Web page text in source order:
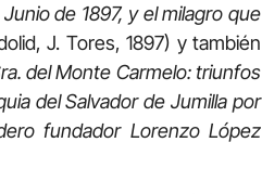
de 1897, y el milagro que
J. Tores, 1897) y también
del Monte Carmelo: triunfos
del Salvador de Jumilla por
fundador Lorenzo López